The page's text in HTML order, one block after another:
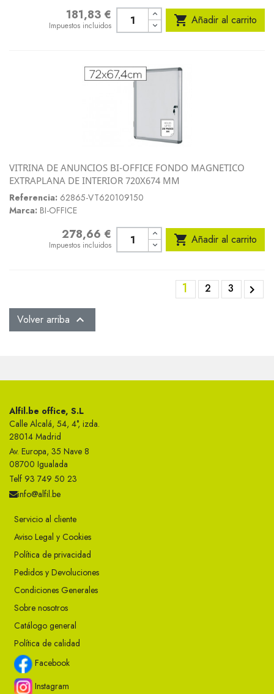
Precio181,83 €
Impuestos incluidos  Añadir al carrito
VITRINA DE ANUNCIOS BI-OFFICE FONDO MAGNETICO
EXTRAPLANA DE INTERIOR 720X674 MM
Referencia: 62865-VT620109150
Marca: BI-OFFICE
Precio278,66 €
Impuestos incluidos  Añadir al carrito
1 2 3 
Volver arriba 
Alfil.be office, S.L
Calle Alcalá, 54, 4°, izda.
28014 Madrid
Av. Europa, 35 Nave 8
08700 Igualada
Telf 93 749 50 23
info@alfil.be
Servicio al cliente
Aviso Legal y Cookies
Política de privacidad
Pedidos y Devoluciones
Condiciones Generales
Sobre nosotros
Catálogo general
Política de calidad
Facebook
Instagram